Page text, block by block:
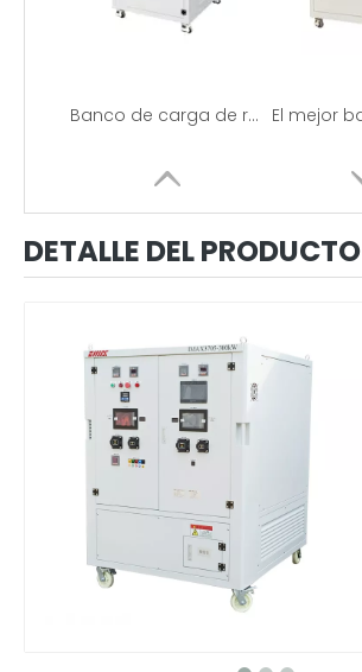
Banco de carga de resistencia de 150KW-380V
DETALLE DEL PRODUCTO